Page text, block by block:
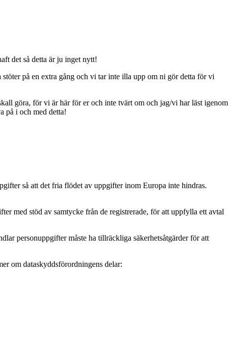
det så detta är ju inget nytt!
på en extra gång och vi tar inte illa upp om ni gör detta för vi
göra, för vi är här för er och inte tvärt om och jag/vi har läst igenom
på i och med detta!
så att det fria flödet av uppgifter inom Europa inte hindras.
med stöd av samtycke från de registrerade, för att uppfylla ett avtal
personuppgifter måste ha tillräckliga säkerhetsåtgärder för att
om dataskyddsförordningens delar: